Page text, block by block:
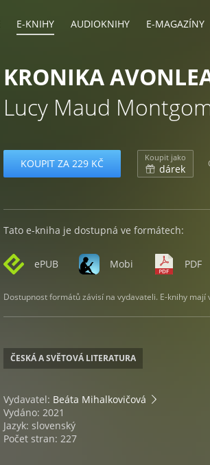
E-KNIHY AUDIOKNIHY E-MAGAZÍNY
KRONIKA
Lucy Maud
KOUPIT ZA 229 KČ Koupit jako
dárek
Tato e-kniha je dostupná ve formátech:
ePUB Mobi PDF
Dostupnost formátů závisí na vydavateli. E-knihy mají
ČESKÁ A SVĚTOVÁ LITERATURA
Vydavatel: Beáta Mihalkovičová
Vydáno: 2021
Jazyk: slovenský
Počet stran: 227